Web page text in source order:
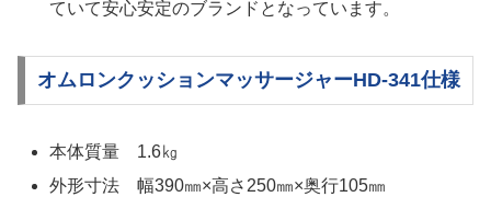
ていて安心安定のブランドとなっています。
オムロンクッションマッサージャーHD-341仕様
本体質量 1.6㎏
外形寸法 幅390㎜×高さ250㎜×奥行105㎜